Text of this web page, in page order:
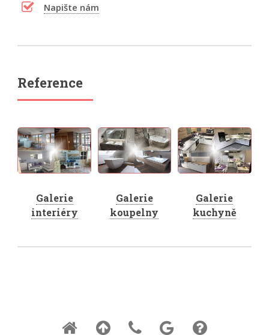
Napište nám
Reference
Galerie
interiéry
Galerie
koupelny
Galerie
kuchyně